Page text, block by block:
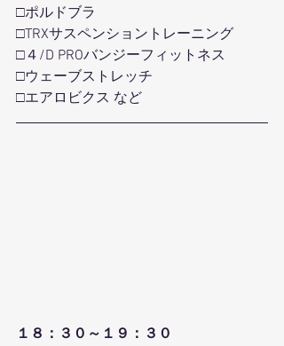
□ポルドブラ
□TRXサスペンショントレーニング
□４/D PROバンジーフィットネス
□ウェーブストレッチ
□エアロビクス など
１８：３０～１９：３０